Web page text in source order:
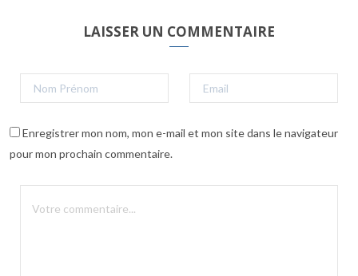
LAISSER UN COMMENTAIRE
Enregistrer mon nom, mon e-mail et mon site dans le navigateur
pour mon prochain commentaire.